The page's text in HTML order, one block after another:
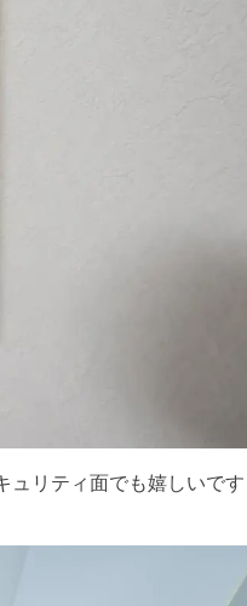
ュリティ面でも嬉しいです